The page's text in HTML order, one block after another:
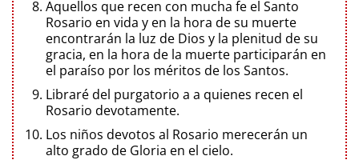
Aquellos que recen con mucha fe el Santo
Rosario en vida y en la hora de su muerte
encontrarán la luz de Dios y la plenitud de su
gracia, en la hora de la muerte participarán en
el paraíso por los méritos de los Santos.
Libraré del purgatorio a a quienes recen el
Rosario devotamente.
Los niños devotos al Rosario merecerán un
alto grado de Gloria en el cielo.